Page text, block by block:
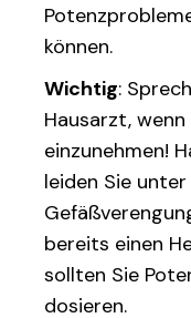
können.
Wichtig:
Hausarzt,
einzunehmen!
leiden Sie
bereits einen
sollten Sie
dosieren.